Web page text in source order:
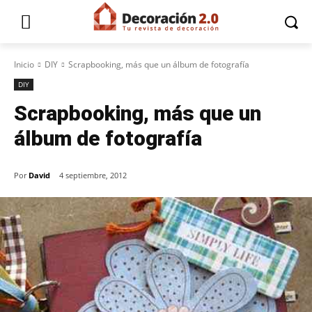
Inicio DIY Scrapbooking, más que un álbum de fotografía
DIY
Scrapbooking, más que un
álbum de fotografía
Por David 4 septiembre, 2012